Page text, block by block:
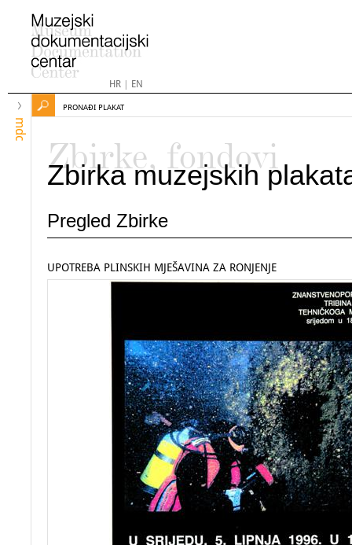
HR| EN
mdc
PRONAĐI PLAKAT
Zbirke, fondovi
Zbirka muzejskih
Pregled Zbirke
UPOTREBA PLINSKIH MJEŠAVINA ZA RONJENJE